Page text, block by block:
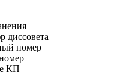
диссовета
номер
КП